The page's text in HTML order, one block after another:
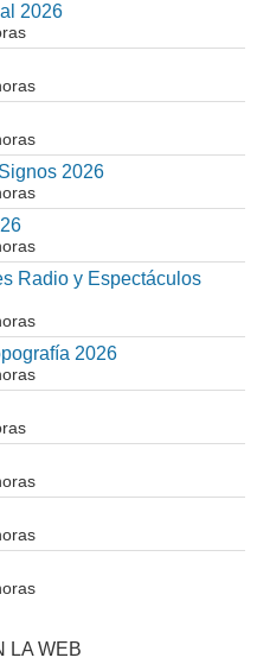
2026
2026
Radio y Espectáculos
2026
LA WEB